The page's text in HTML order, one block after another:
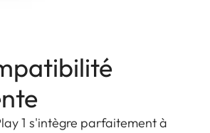
1 s'intègre parfaitement à